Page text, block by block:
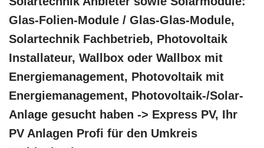
Glas-Folien-Module / Glas-Glas-Module,
Solartechnik Fachbetrieb, Photovoltaik
Installateur, Wallbox oder Wallbox mit
Energiemanagement, Photovoltaik mit
Energiemanagement, Photovoltaik-/Solar-
Anlage gesucht haben -> Express PV, Ihr
PV Anlagen Profi für den Umkreis